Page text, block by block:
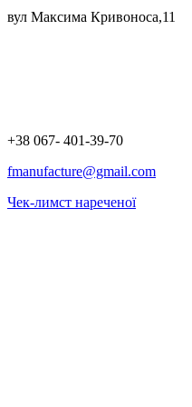
вул Максима Кривоноса,11
+38 067- 401-39-70
fmanufacture@gmail.com
Чек-лимст нареченої